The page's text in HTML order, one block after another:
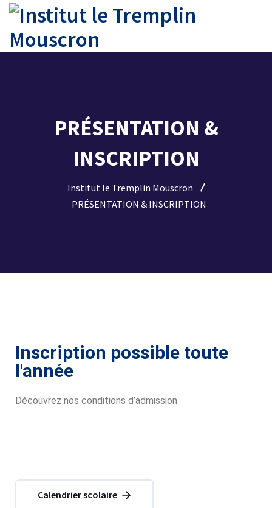
PRÉSENTATION &
INSCRIPTION
Institut le Tremplin Mouscron
PRÉSENTATION & INSCRIPTION
Inscription possible toute
l'année
Découvrez nos conditions d’admission
Calendrier scolaire